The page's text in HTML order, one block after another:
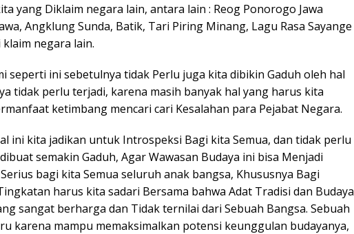
yang Diklaim negara lain, antara lain : Reog Ponorogo Jawa
Angklung Sunda, Batik, Tari Piring Minang, Lagu Rasa Sayange
negara lain.
seperti ini sebetulnya tidak Perlu juga kita dibikin Gaduh oleh hal
tidak perlu terjadi, karena masih banyak hal yang harus kita
ketimbang mencari cari Kesalahan para Pejabat Negara.
ini kita jadikan untuk Introspeksi Bagi kita Semua, dan tidak perlu
semakin Gaduh, Agar Wawasan Budaya ini bisa Menjadi
bagi kita Semua seluruh anak bangsa, Khususnya Bagi
harus kita sadari Bersama bahwa Adat Tradisi dan Budaya
sangat berharga dan Tidak ternilai dari Sebuah Bangsa. Sebuah
karena mampu memaksimalkan potensi keunggulan budayanya,